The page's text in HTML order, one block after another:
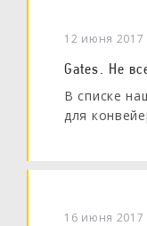
12 июня 2017
Gates. Не
В списке
для
16 июня 2017